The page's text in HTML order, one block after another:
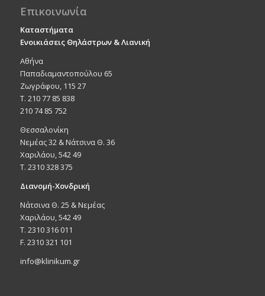
Επικοινωνία
Καταστήματα
Ενοικιάσεις Θηλάστρων & Λιανική
Αθήνα
Παπαδιαμαντοπούλου 65
Ζωγράφου, 115 27
Τ. 210 77 85 838
210 74 85 752
Θεσσαλονίκη
Νεμέας 32 & Νάτσινα Θ. 36
Χαριλάου, 542 49
T. 2310 328 375
Διανομή-Χονδρική
Νάτσινα Θ. 25 & Νεμέας
Χαριλάου, 542 49
T. 2310 316 011
F. 2310 321 101
info@klinikum.gr